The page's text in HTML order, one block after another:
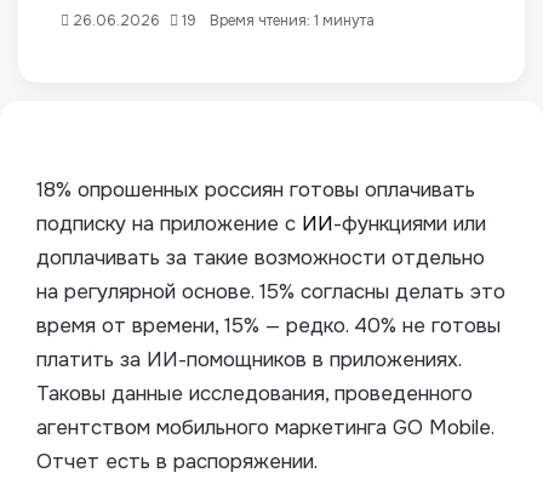
26.06.2026 19 Время чтения: 1 минута
18% опрошенных россиян готовы оплачивать
подписку на приложение с ИИ-функциями или
доплачивать за такие возможности отдельно
на регулярной основе. 15% согласны делать это
время от времени, 15% — редко. 40% не готовы
платить за ИИ-помощников в приложениях.
Таковы данные исследования, проведенного
агентством мобильного маркетинга GO Mobile.
Отчет есть в распоряжении.